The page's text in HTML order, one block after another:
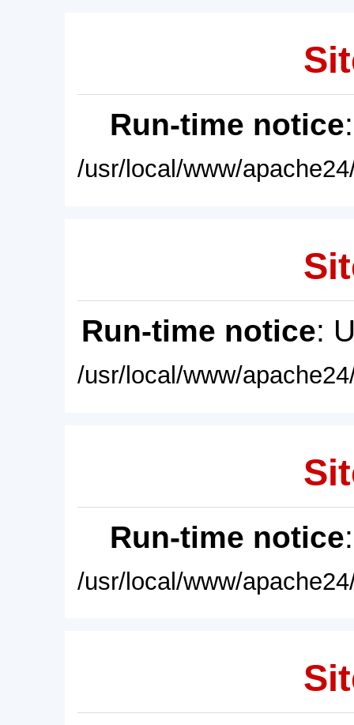
Run-time notice
/usr/local/www/
Run-time notice:
/usr/local/www/
Run-time notice
/usr/local/www/